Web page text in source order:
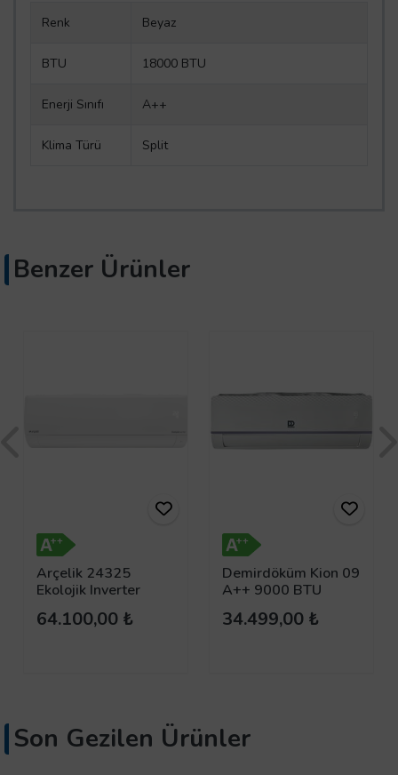
Renk Beyaz
BTU 18000 BTU
Enerji Sınıfı A++
Klima Türü Split
Benzer Ürünler
Arçelik 24325
Ekolojik Inverter
64.100,00 ₺
Demirdöküm Kion 09
A++ 9000 BTU
Klima
34.499,00 ₺
Son Gezilen Ürünler